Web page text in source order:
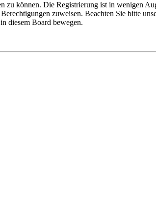
zu können. Die Registrierung ist in wenigen
zuweisen. Beachten Sie bitte
diesem Board bewegen.